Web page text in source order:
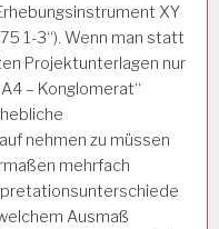
XY
1-3“). Wenn man statt
Projektunterlagen nur
– Konglomerat“
nehmen zu müssen
mehrfach
Ausmaß